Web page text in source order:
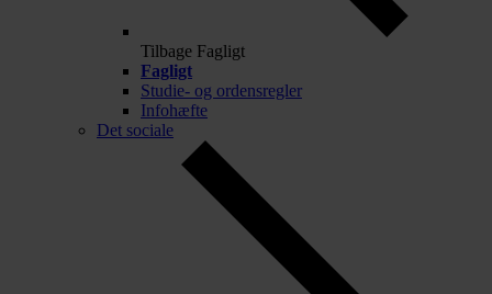
Tilbage Fagligt
Fagligt
Studie- og ordensregler
Infohæfte
Det sociale